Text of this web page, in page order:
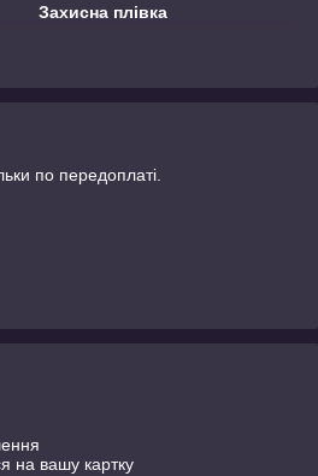
Захисна плівка
по передоплаті.
на вашу картку